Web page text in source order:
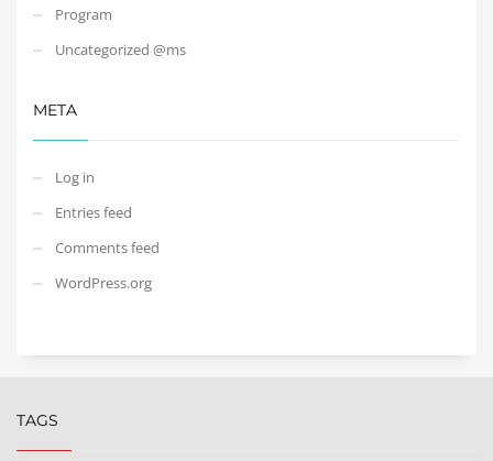
Program
Uncategorized @ms
META
Log in
Entries feed
Comments feed
WordPress.org
TAGS